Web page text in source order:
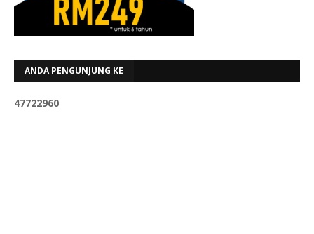
ANDA PENGUNJUNG KE
47722960